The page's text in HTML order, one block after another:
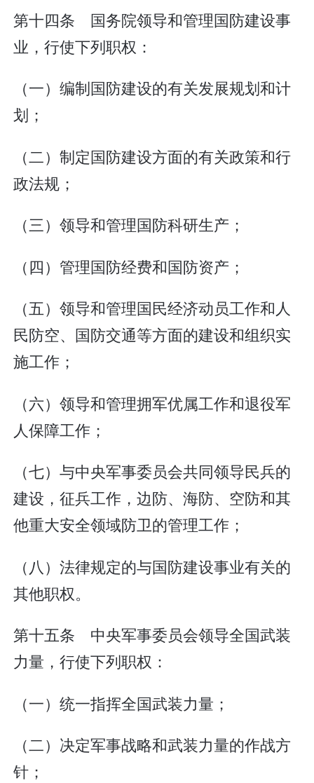
第十四条 国务院领导和管理国防建设事
业，行使下列职权：
（一）编制国防建设的有关发展规划和计
划；
（二）制定国防建设方面的有关政策和行
政法规；
（三）领导和管理国防科研生产；
（四）管理国防经费和国防资产；
（五）领导和管理国民经济动员工作和人
民防空、国防交通等方面的建设和组织实
施工作；
（六）领导和管理拥军优属工作和退役军
人保障工作；
（七）与中央军事委员会共同领导民兵的
建设，征兵工作，边防、海防、空防和其
他重大安全领域防卫的管理工作；
（八）法律规定的与国防建设事业有关的
其他职权。
第十五条 中央军事委员会领导全国武装
力量，行使下列职权：
（一）统一指挥全国武装力量；
（二）决定军事战略和武装力量的作战方
针；